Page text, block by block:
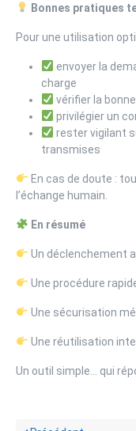
Bonnes pratiques
Pour une utilisation
envoyer la
charge
vérifier la
privilégier un
rester vigilant
transmises
En cas de doute :
l’échange humain.
En résumé
Un déclenchement
Une procédure
Une sécurisation
Une réutilisation
Un outil simple… qui